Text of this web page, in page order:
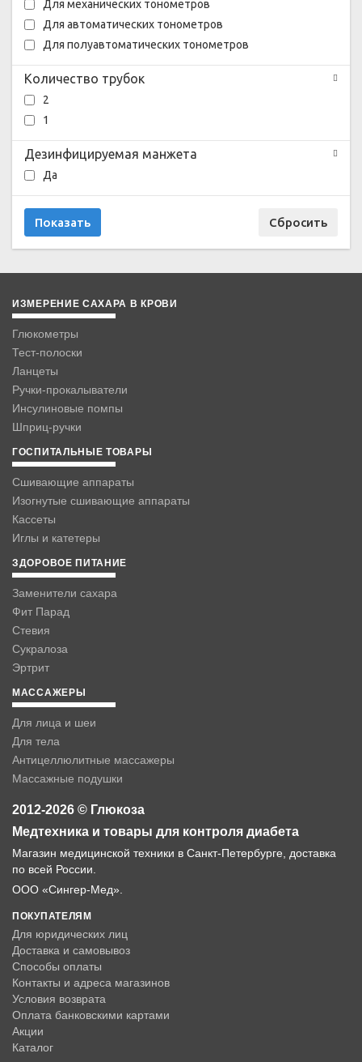
Для механических тонометров
Для автоматических тонометров
Для полуавтоматических тонометров
Количество трубок
2
1
Дезинфицируемая манжета
Да
ИЗМЕРЕНИЕ САХАРА В КРОВИ
Глюкометры
Тест-полоски
Ланцеты
Ручки-прокалыватели
Инсулиновые помпы
Шприц-ручки
ГОСПИТАЛЬНЫЕ ТОВАРЫ
Сшивающие аппараты
Изогнутые сшивающие аппараты
Кассеты
Иглы и катетеры
ЗДОРОВОЕ ПИТАНИЕ
Заменители сахара
Фит Парад
Стевия
Сукралоза
Эртрит
МАССАЖЕРЫ
Для лица и шеи
Для тела
Антицеллюлитные массажеры
Массажные подушки
2012-2026 © Глюкоза
Медтехника и товары для контроля диабета
Магазин медицинской техники в Санкт-Петербурге, доставка
по всей России.
ООО «Сингер-Мед».
ПОКУПАТЕЛЯМ
Для юридических лиц
Доставка и самовывоз
Способы оплаты
Контакты и адреса магазинов
Условия возврата
Оплата банковскими картами
Акции
Каталог